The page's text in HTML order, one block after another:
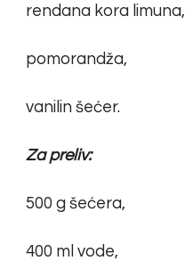
rendana kora limuna,
pomorandža,
vanilin šećer.
Za preliv:
500 g šećera,
400 ml vode,